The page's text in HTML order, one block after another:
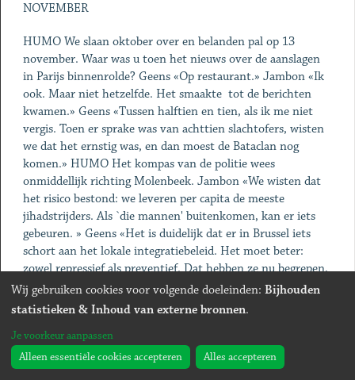
NOVEMBER
HUMO We slaan oktober over en belanden pal op 13
november. Waar was u toen het nieuws over de aanslagen
in Parijs binnenrolde? Geens «Op restaurant.» Jambon «Ik
ook. Maar niet hetzelfde. Het smaakte ­ tot de berichten
kwamen.» Geens «Tussen halftien en tien, als ik me niet
vergis. Toen er sprake was van achttien slachtofers, wisten
we dat het ernstig was, en dan moest de Bataclan nog
komen.» HUMO Het kompas van de politie wees
onmiddellijk richting Molenbeek. Jambon «We wisten dat
het risico bestond: we leveren per capita de meeste
jihadstrijders. Als `die mannen' buitenkomen, kan er iets
gebeuren. » Geens «Het is duidelijk dat er in Brussel iets
schort aan het lokale integratiebeleid. Het moet beter:
zowel repressief als preventief. Dat hebben ze nu begrepen,
dat was de positieve noot, naast al het negatieve: het was
een wake-upcall.»
HUMO De aanslag op Charlie Hebdo en de politieactie in
Verviers waren ook wakeupcalls. Er werden toen dure eden
gezworen over informatie-uitwisseling en samenwerking.
Wij gebruiken cookies voor volgende doeleinden: Bijhouden
statistieken & Inhoud van externe bronnen.
Je voorkeur aanpassen
Alleen essentiële cookies accepteren
Alles accepteren